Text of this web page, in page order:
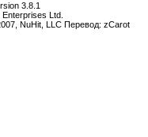
3.8.1
Ltd.
NuHit, LLC Перевод: zCarot